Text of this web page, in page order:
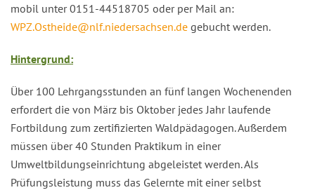
mobil unter 0151-44518705 oder per Mail an:
WPZ.Ostheide@nlf.niedersachsen.de gebucht werden.
Hintergrund:
Über 100 Lehrgangsstunden an fünf langen Wochenenden
erfordert die von März bis Oktober jedes Jahr laufende
Fortbildung zum zertifizierten Waldpädagogen. Außerdem
müssen über 40 Stunden Praktikum in einer
Umweltbildungseinrichtung abgeleistet werden. Als
Prüfungsleistung muss das Gelernte mit einer selbst